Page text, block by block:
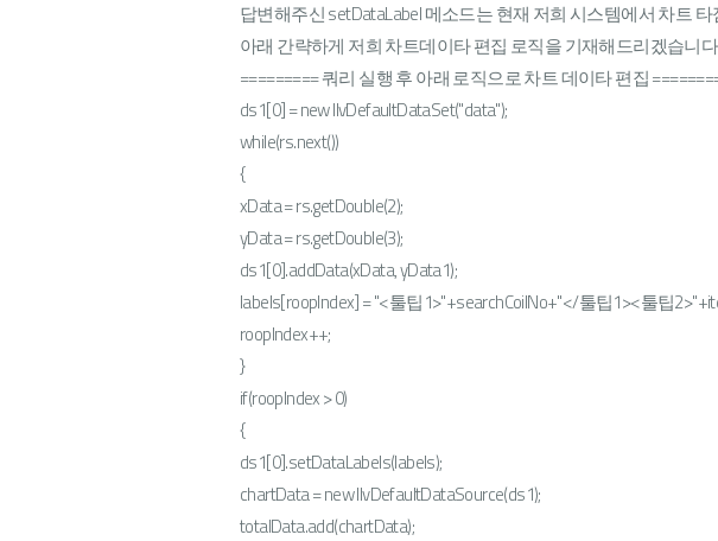
답변해주신 setDataLabel 메소드는 현재 저희 시스템에서 차트
아래 간략하게 저희 차트데이타 편집 로직을 기재해드리겠습니
========= 쿼리 실행 후 아래 로직으로 차트 데이타 편집
ds1[0] = new IlvDefaultDataSet("data");
while(rs.next())
{
xData = rs.getDouble(2);
yData = rs.getDouble(3);
ds1[0].addData(xData, yData1);
labels[roopIndex] = "<툴팁1>"+searchCoilNo+"</툴팁1><툴팁
roopIndex++;
}
if(roopIndex > 0)
{
ds1[0].setDataLabels(labels);
chartData = new IlvDefaultDataSource(ds1);
totalData.add(chartData);